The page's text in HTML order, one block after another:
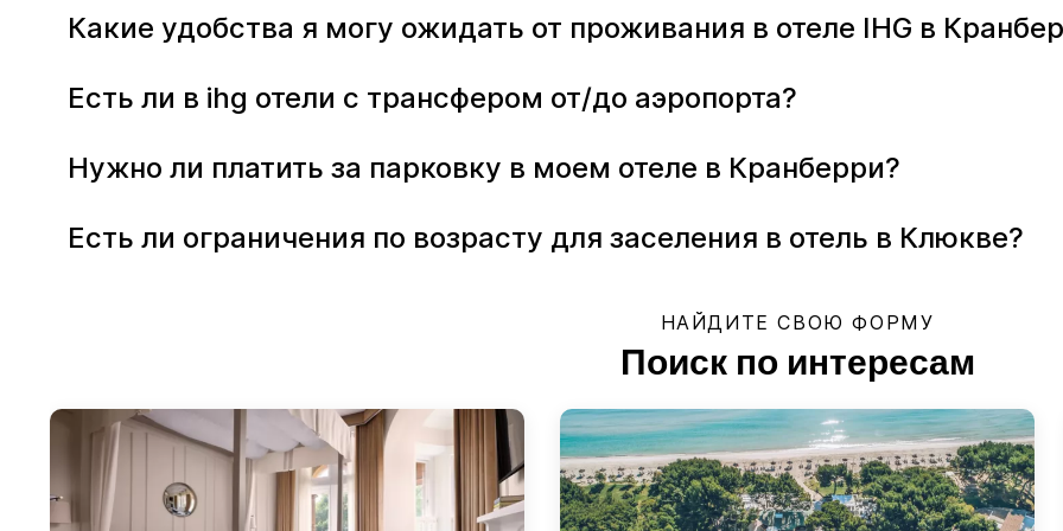
Какие удобства я могу ожидать от проживания в отеле IHG в
Есть ли в ihg отели с трансфером от/до аэропорта?
Нужно ли платить за парковку в моем отеле в Кранберри?
Есть ли ограничения по возрасту для заселения в отель в Клюкве?
НАЙДИТЕ СВОЮ ФОРМУ
Поиск по интересам